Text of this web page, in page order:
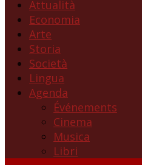
Attualità
Economia
Arte
Storia
Società
Lingua
Agenda
Événements
Cinema
Musica
Libri